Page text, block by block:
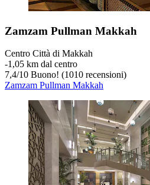
Zamzam Pullman Makkah
Centro Città di Makkah
‐1,05 km dal centro
7,4/10 Buono! (1010 recensioni)
Zamzam Pullman Makkah